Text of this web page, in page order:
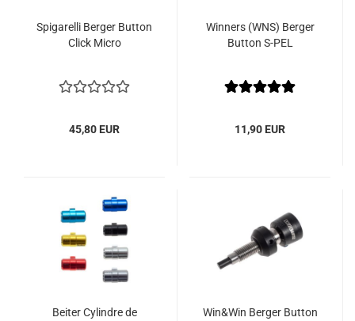
Spigarelli Berger Button
Click Micro
45,80 EUR
Winners (WNS) Berger
Button S-PEL
11,90 EUR
Beiter Cylindre de
Win&Win Berger Button